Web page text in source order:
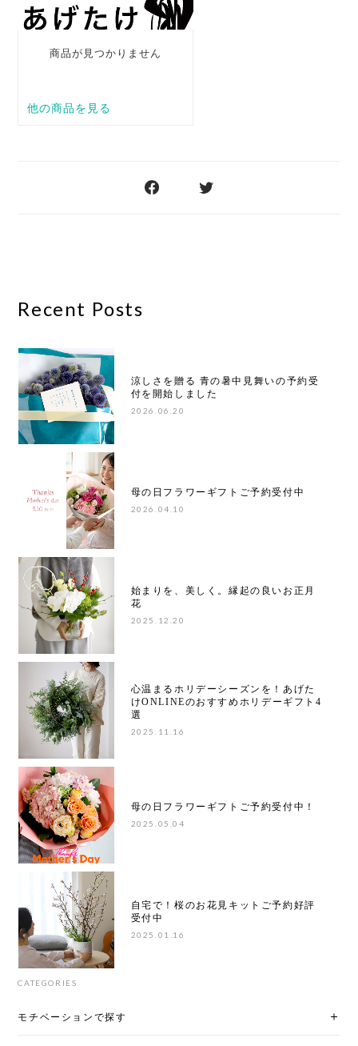
Recent Posts
涼しさを贈る 青の暑中見舞いの予約受
付を開始しました
2026.06.20
母の日フラワーギフトご予約受付中
2026.04.10
始まりを、美しく。縁起の良いお正月
花
2025.12.20
心温まるホリデーシーズンを！あげた
けONLINEのおすすめホリデーギフト4
選
2025.11.16
母の日フラワーギフトご予約受付中！
2025.05.04
自宅で！桜のお花見キットご予約好評
受付中
2025.01.16
CATEGORIES
モチベーションで探す